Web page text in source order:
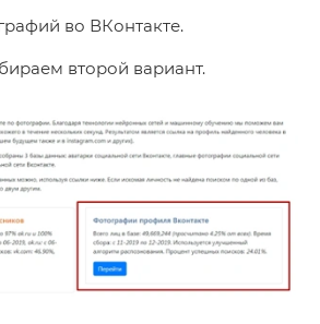
во ВКонтакте.
второй вариант.